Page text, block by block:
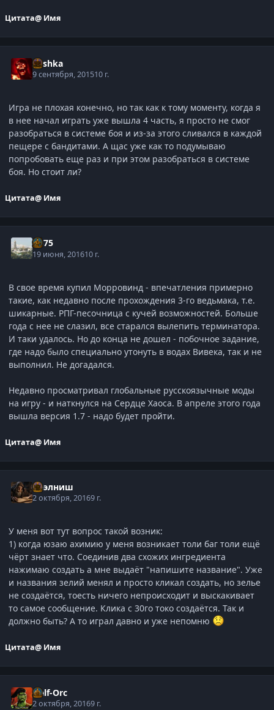
Цитата@ Имя
Mishka
9 сентября, 201510 г.
Игра не плохая конечно, но так как к тому моменту, когда я
в нее начал играть уже вышла 4 часть, я просто не смог
разобраться в системе боя и из-за этого сливался в каждой
пещере с бандитами. А щас уже как то подумываю
попробовать еще раз и при этом разобраться в системе
боя. Но стоит ли?
Цитата@ Имя
Ян75
19 июня, 201610 г.
В свое время купил Морровинд - впечатления примерно
такие, как недавно после прохождения 3-го ведьмака, т.е.
шикарные. РПГ-песочница с кучей возможностей. Больше
года с нее не слазил, все старался вылепить терминатора.
И таки удалось. Но до конца не дошел - побочное задание,
где надо было специально утонуть в водах Вивека, так и не
выполнил. Не догадался.
Недавно просматривал глобальные русскоязычные моды
на игру - и наткнулся на Сердце Хаоса. В апреле этого года
вышла версия 1.7 - надо будет пройти.
Цитата@ Имя
Нээлниш
2 октября, 20169 г.
У меня вот тут вопрос такой возник:
1) когда юзаю ахимию у меня возникает толи баг толи ещё
чёрт знает что. Соединив два схожих ингредиента
нажимаю создать а мне выдаёт "напишите название". Уже
и названия зелий менял и просто кликал создать, но зелье
не создаётся, тоесть ничего непроисходит и выскакивает
то самое сообщение. Клика с 30го токо создаётся. Так и
должно быть? А то играл давно и уже непомню
Цитата@ Имя
Half-Orc
2 октября, 20169 г.